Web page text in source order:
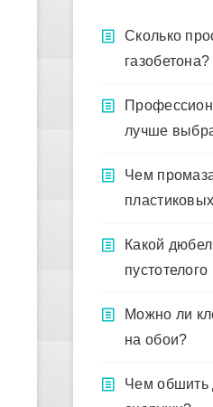
Сколько
газобетона?
лучше
Чем
Какой
Можно ли
на обои?
Чем обшить